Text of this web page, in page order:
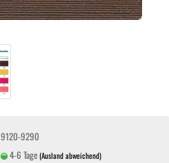
9120-9290
4-6 Tage(Ausland abweichend)